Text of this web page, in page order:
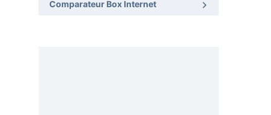
Comparateur Box Internet